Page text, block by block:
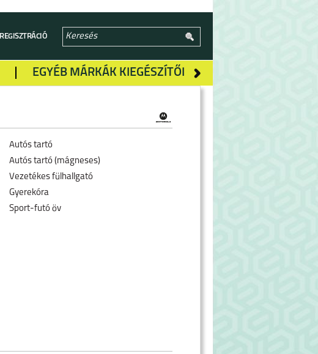
REGISZTRÁCIÓ
EGYÉB MÁRKÁK KIEGÉSZÍTŐI
Autós tartó
Autós tartó (mágneses)
Vezetékes fülhallgató
Gyerekóra
Sport-futó öv